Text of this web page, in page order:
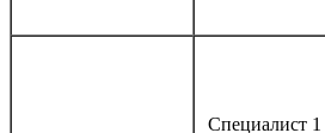
Специалист 1